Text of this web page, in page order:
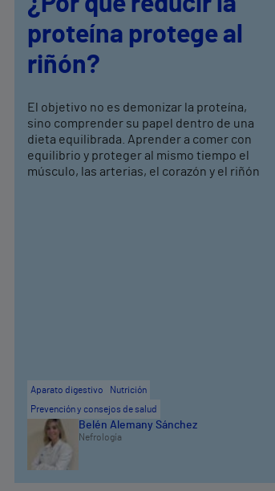
proteína protege al
riñón?
El objetivo no es demonizar la proteína,
sino comprender su papel dentro de una
dieta equilibrada. Aprender a comer con
equilibrio y proteger al mismo tiempo el
músculo, las arterias, el corazón y el riñón
Aparato digestivo
Nutrición
Prevención y consejos de salud
Belén Alemany Sánchez
Nefrología